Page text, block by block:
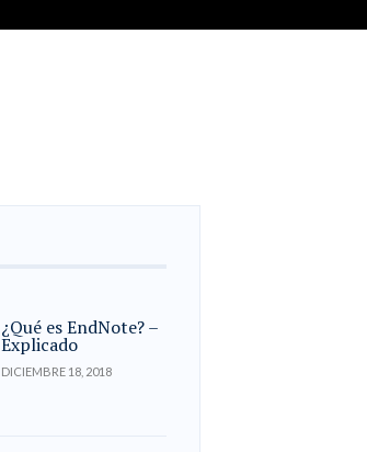
¿Qué es EndNote? –
Explicado
DICIEMBRE 18, 2018